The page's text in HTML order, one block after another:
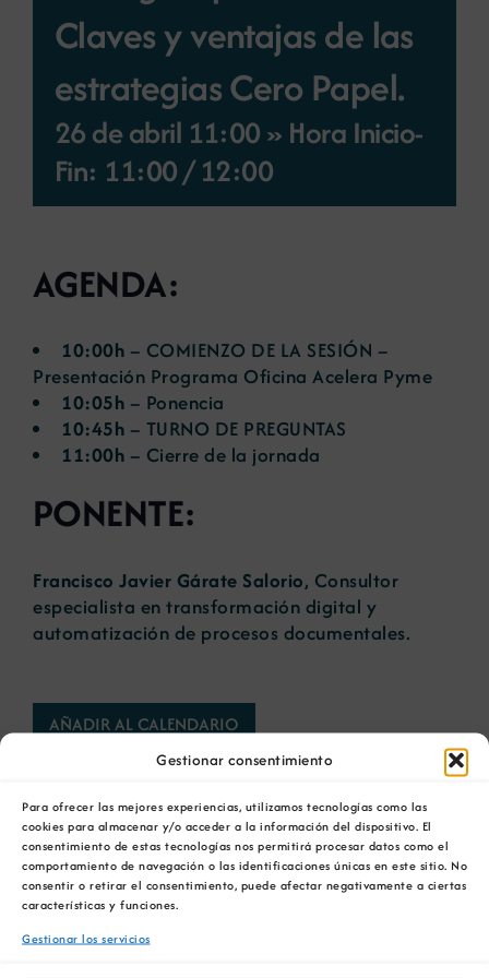
Gestionar consentimiento
Para ofrecer las mejores experiencias, utilizamos tecnologías como las
cookies para almacenar y/o acceder a la información del dispositivo. El
consentimiento de estas tecnologías nos permitirá procesar datos como el
comportamiento de navegación o las identificaciones únicas en este sitio. No
consentir o retirar el consentimiento, puede afectar negativamente a ciertas
características y funciones.
Gestionar los servicios
Noticias
Portal de empleo
Claves y ventajas de las
estrategias Cero Papel.
26 de abril 11:00 » Hora Inicio-
Fin: 11:00/12:00
AGENDA:
10:00h – COMIENZO DE LA SESIÓN –
Presentación Programa Oficina Acelera Pyme
10:05h – Ponencia
10:45h – TURNO DE PREGUNTAS
11:00h – Cierre de la jornada
PONENTE:
Francisco Javier Gárate Salorio, Consultor
especialista en transformación digital y
automatización de procesos documentales.
AÑADIR AL CALENDARIO
Comparta esta información en su red Social
Facebook
X